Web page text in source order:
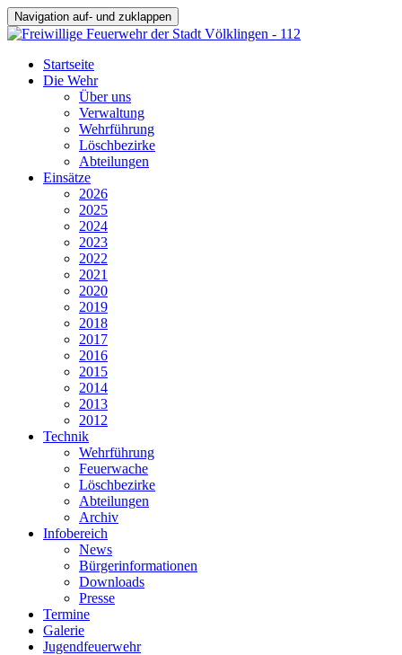
Navigation auf- und zuklappen
Startseite
Die Wehr
Über uns
Verwaltung
Wehrführung
Löschbezirke
Abteilungen
Einsätze
2026
2025
2024
2023
2022
2021
2020
2019
2018
2017
2016
2015
2014
2013
2012
Technik
Wehrführung
Feuerwache
Löschbezirke
Abteilungen
Archiv
Infobereich
News
Bürgerinformationen
Downloads
Presse
Termine
Galerie
Jugendfeuerwehr